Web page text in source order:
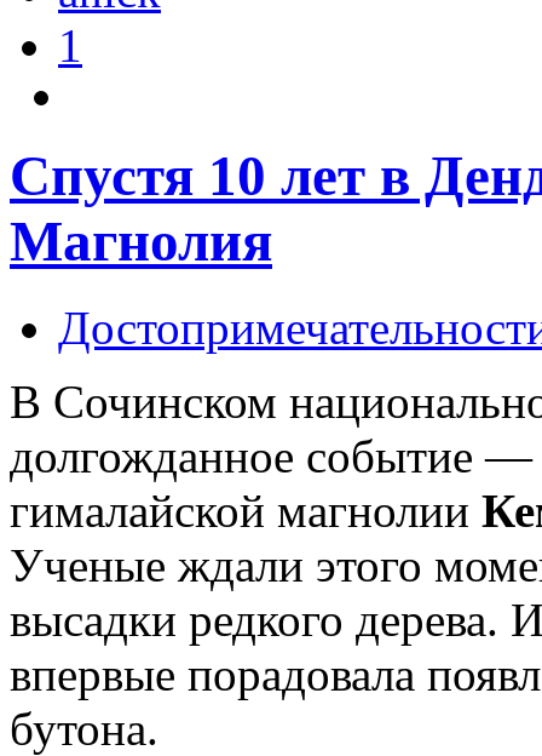
1
Спустя 10 лет в
Магнолия
В Сочинском
долгожданное событие —
гималайской магнолии
Ученые ждали этого
высадки редкого дерева.
впервые порадовала
бутона.